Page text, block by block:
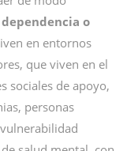
o
en entornos
que viven en el
sociales de apoyo,
personas